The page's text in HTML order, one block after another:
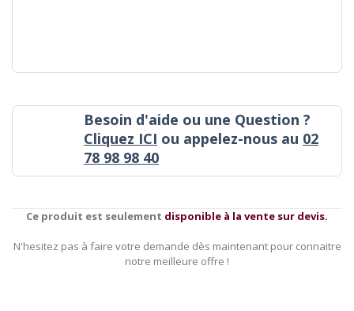
Besoin d'aide ou une Question ?
Cliquez ICI ou appelez-nous au 02
78 98 98 40
Ce produit est seulement disponible à la vente sur devis.
N'hesitez pas à faire votre demande dès maintenant pour connaitre
notre meilleure offre !